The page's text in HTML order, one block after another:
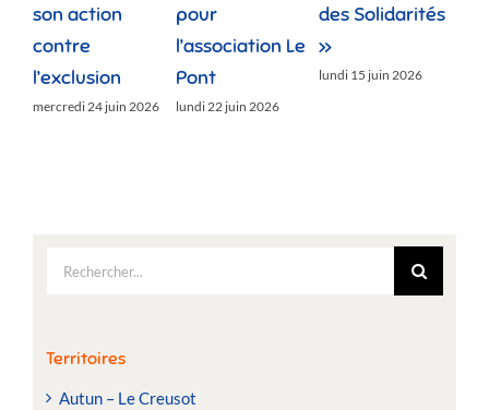
son action
contre
l’exclusion
mercredi 24 juin 2026
pour
l’association Le
Pont
lundi 22 juin 2026
des Solidarités
»
lundi 15 juin 2026
Rechercher:
Territoires
Autun – Le Creusot